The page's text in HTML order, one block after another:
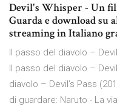
Devil's Whisper - Un
Guarda e download su
streaming in Italiano
Il passo del diavolo –
Il passo del diavolo –
diavolo – Devil’s Pass
di guardare: Naruto - La